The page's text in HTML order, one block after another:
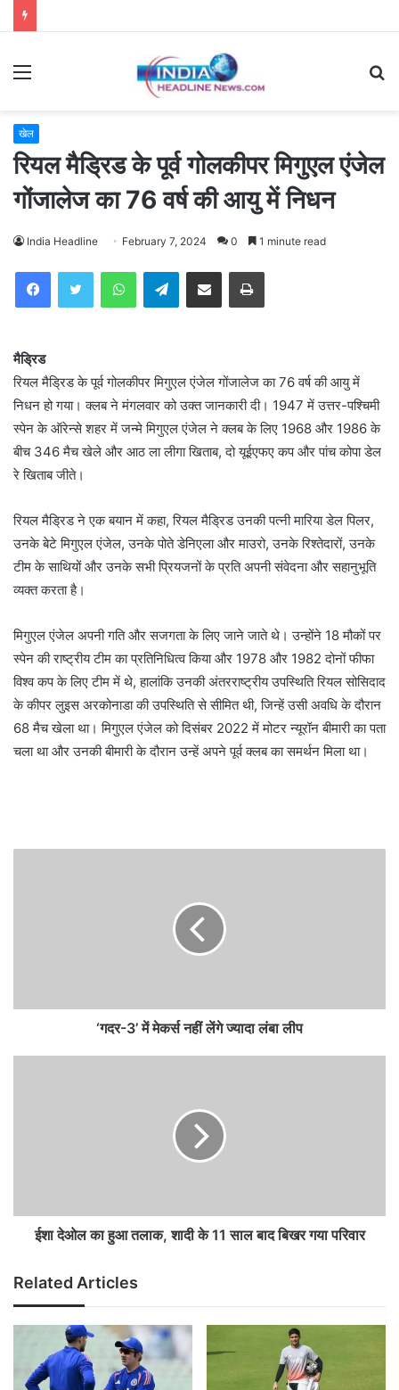
Menu
खेल
रियल मैड्रिड के पूर्व गोलकीपर मिगुएल एंजेल
गोंजालेज का 76 वर्ष की आयु में निधन
India Headline February 7, 2024 0 1 minute read
WhatsAppTelegramShare via Email Print
मैड्रिड
रियल मैड्रिड के पूर्व गोलकीपर मिगुएल एंजेल गोंजालेज का 76 वर्ष की आयु में
निधन हो गया। क्लब ने मंगलवार को उक्त जानकारी दी। 1947 में उत्तर-पश्चिमी
स्पेन के ऑरेन्से शहर में जन्मे मिगुएल एंजेल ने क्लब के लिए 1968 और 1986 के
बीच 346 मैच खेले और आठ ला लीगा खिताब, दो यूईएफए कप और पांच कोपा डेल
रे खिताब जीते।
रियल मैड्रिड ने एक बयान में कहा, रियल मैड्रिड उनकी पत्नी मारिया डेल पिलर,
उनके बेटे मिगुएल एंजेल, उनके पोते डेनिएला और माउरो, उनके रिश्तेदारों, उनके
टीम के साथियों और उनके सभी प्रियजनों के प्रति अपनी संवेदना और सहानुभूति
व्यक्त करता है।
मिगुएल एंजेल अपनी गति और सजगता के लिए जाने जाते थे। उन्होंने 18 मौकों पर
स्पेन की राष्ट्रीय टीम का प्रतिनिधित्व किया और 1978 और 1982 दोनों फीफा
विश्व कप के लिए टीम में थे, हालांकि उनकी अंतरराष्ट्रीय उपस्थिति रियल सोसिदाद
के कीपर लुइस अरकोनाडा की उपस्थिति से सीमित थी, जिन्हें उसी अवधि के दौरान
68 मैच खेला था। मिगुएल एंजेल को दिसंबर 2022 में मोटर न्यूरॉन बीमारी का पता
चला था और उनकी बीमारी के दौरान उन्हें अपने पूर्व क्लब का समर्थन मिला था।
‘गदर-3’ में मेकर्स नहीं लेंगे ज्यादा लंबा लीप
ईशा देओल का हुआ तलाक, शादी के 11 साल बाद बिखर गया परिवार
Related Articles